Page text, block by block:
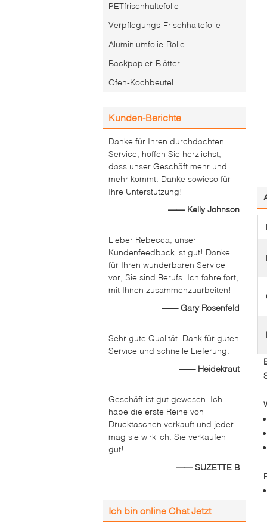
PETfrischhaltefolie
Verpflegungs-Frischhaltefolie
Aluminiumfolie-Rolle
Backpapier-Blätter
Ofen-Kochbeutel
Kunden-Berichte
Danke für Ihren durchdachten
Service, hoffen Sie herzlichst,
dass unser Geschäft mehr und
mehr kommt. Danke sowieso für
Ihre Unterstützung!
—— Kelly Johnson
Lieber Rebecca, unser
Kundenfeedback ist gut! Danke
für Ihren wunderbaren Service
vor, Sie sind Berufs. Ich fahre fort,
mit Ihnen zusammenzuarbeiten!
—— Gary Rosenfeld
Sehr gute Qualität. Dank für guten
Service und schnelle Lieferung.
—— Heidekraut
Geschäft ist gut gewesen. Ich
habe die erste Reihe von
Drucktaschen verkauft und jeder
mag sie wirklich. Sie verkaufen
gut!
—— SUZETTE B
Ich bin online Chat Jetzt